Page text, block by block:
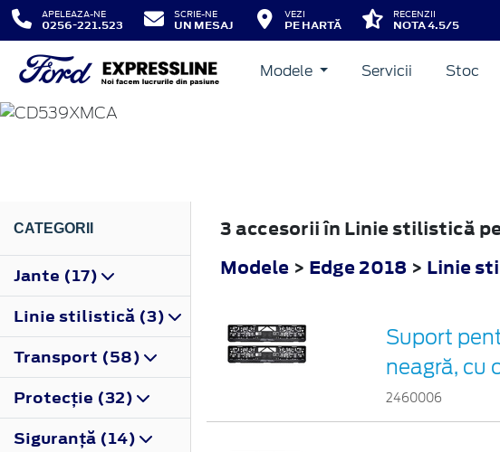
APELEAZA-NE
0256-221.523
SCRIE-NE
UN MESAJ
VEZI
PE HARTĂ
RECENZII
NOTA 4.5/5
Modele Servicii Stoc
EDGE
CATEGORII
Jante (17)
Linie stilistică (3)
Transport (58)
Protecţie (32)
Siguranţă (14)
3 accesorii în Linie stilistică
Modele > Edge 2018 > Linie
Suport
neagră, cu
2460006